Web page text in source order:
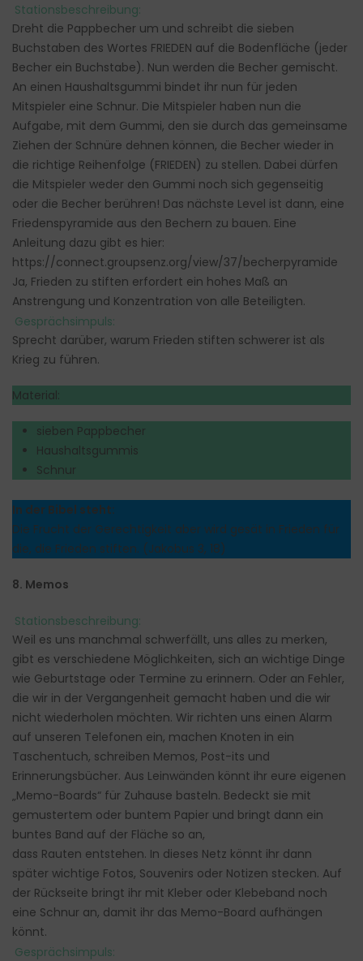
Stationsbeschreibung:
Dreht die Pappbecher um und schreibt die sieben
Buchstaben des Wortes FRIEDEN auf die Bodenfläche (jeder
Becher ein Buchstabe). Nun werden die Becher gemischt.
An einen Haushaltsgummi bindet ihr nun für jeden
Mitspieler eine Schnur. Die Mitspieler haben nun die
Aufgabe, mit dem Gummi, den sie durch das gemeinsame
Ziehen der Schnüre dehnen können, die Becher wieder in
die richtige Reihenfolge (FRIEDEN) zu stellen. Dabei dürfen
die Mitspieler weder den Gummi noch sich gegenseitig
oder die Becher berühren! Das nächste Level ist dann, eine
Friedenspyramide aus den Bechern zu bauen. Eine
Anleitung dazu gibt es hier:
https://connect.groupsenz.org/view/37/becherpyramide
Ja, Frieden zu stiften erfordert ein hohes Maß an
Anstrengung und Konzentration von alle Beteiligten.
Gesprächsimpuls:
Sprecht darüber, warum Frieden stiften schwerer ist als
Krieg zu führen.
Material:
sieben Pappbecher
Haushaltsgummis
Schnur
In der Bibel steht:
Die Frucht der Gerechtigkeit aber wird gesät in Frieden für
die, die Frieden stiften. (Jakobus 3, 18)
8. Memos
Stationsbeschreibung:
Weil es uns manchmal schwerfällt, uns alles zu merken,
gibt es verschiedene Möglichkeiten, sich an wichtige Dinge
wie Geburtstage oder Termine zu erinnern. Oder an Fehler,
die wir in der Vergangenheit gemacht haben und die wir
nicht wiederholen möchten. Wir richten uns einen Alarm
auf unseren Telefonen ein, machen Knoten in ein
Taschentuch, schreiben Memos, Post-its und
Erinnerungsbücher. Aus Leinwänden könnt ihr eure eigenen
„Memo-Boards“ für Zuhause basteln. Bedeckt sie mit
gemustertem oder buntem Papier und bringt dann ein
buntes Band auf der Fläche so an,
dass Rauten entstehen. In dieses Netz könnt ihr dann
später wichtige Fotos, Souvenirs oder Notizen stecken. Auf
der Rückseite bringt ihr mit Kleber oder Klebeband noch
eine Schnur an, damit ihr das Memo-Board aufhängen
könnt.
Gesprächsimpuls: